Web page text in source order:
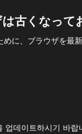
古くなって
に、ブラウザを最
업데이트하시기 바랍